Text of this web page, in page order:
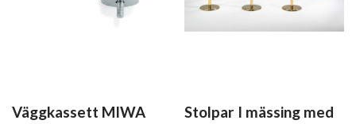
Väggkassett MIWA
Stolpar I mässing med